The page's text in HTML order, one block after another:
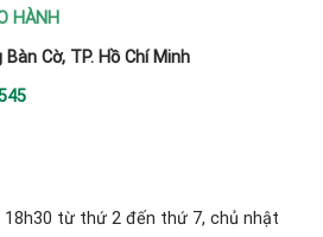
HÀNH
Cờ, TP. Hồ Chí Minh
từ thứ 2 đến thứ 7, chủ nhật